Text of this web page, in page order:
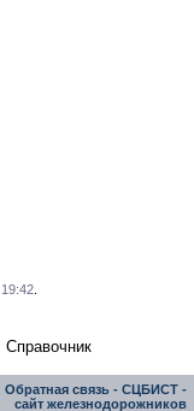
19:42.
Справочник
Обратная связь - СЦБИСТ -
сайт железнодорожников